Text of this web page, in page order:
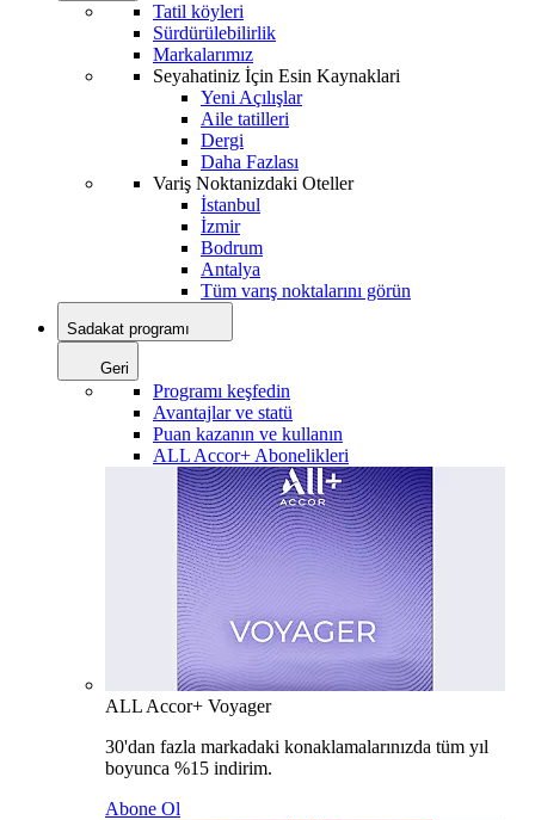
Tatil köyleri
Sürdürülebilirlik
Markalarımız
Seyahatiniz İçin Esin Kaynaklari
Yeni Açılışlar
Aile tatilleri
Dergi
Daha Fazlası
Variş Noktanizdaki Oteller
İstanbul
İzmir
Bodrum
Antalya
Tüm varış noktalarını görün
Sadakat programı
Geri
Programı keşfedin
Avantajlar ve statü
Puan kazanın ve kullanın
ALL Accor+ Abonelikleri
ALL Accor+ Voyager
30'dan fazla markadaki konaklamalarınızda tüm yıl
boyunca %15 indirim.
Abone Ol